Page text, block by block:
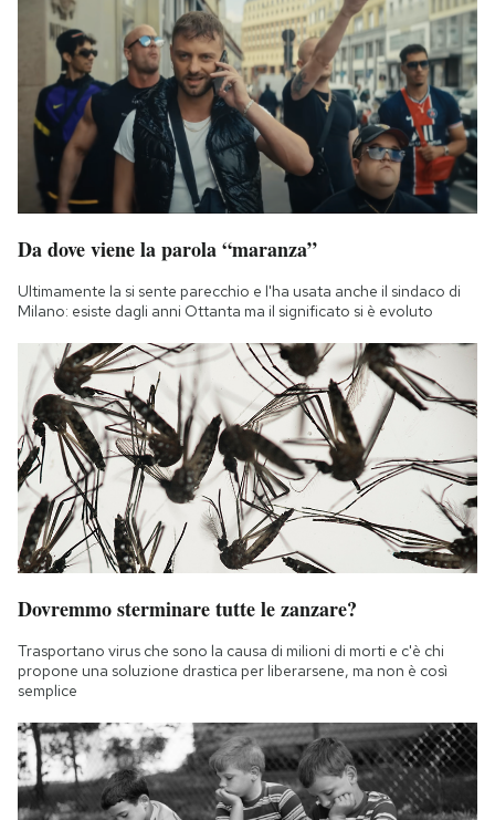
Da dove viene la parola “maranza”
Ultimamente la si sente parecchio e l'ha usata anche il sindaco di
Milano: esiste dagli anni Ottanta ma il significato si è evoluto
Dovremmo sterminare tutte le zanzare?
Trasportano virus che sono la causa di milioni di morti e c'è chi
propone una soluzione drastica per liberarsene, ma non è così
semplice